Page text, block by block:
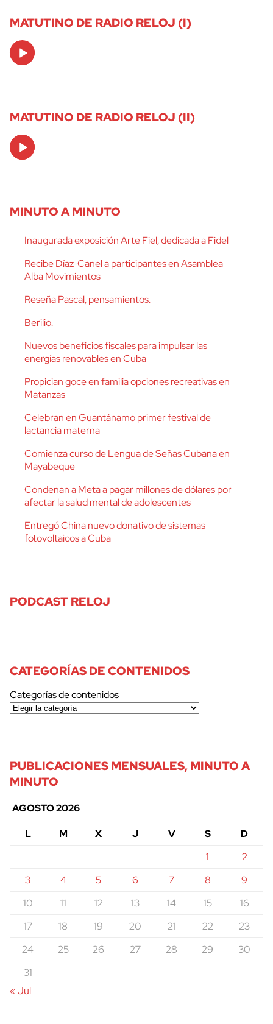
MATUTINO DE RADIO RELOJ (I)
Audio
Player
MATUTINO DE RADIO RELOJ (II)
Audio
Player
MINUTO A MINUTO
Inaugurada exposición Arte Fiel, dedicada a Fidel
Recibe Díaz-Canel a participantes en Asamblea
Alba Movimientos
Reseña Pascal, pensamientos.
Berilio.
Nuevos beneficios fiscales para impulsar las
energías renovables en Cuba
Propician goce en familia opciones recreativas en
Matanzas
Celebran en Guantánamo primer festival de
lactancia materna
Comienza curso de Lengua de Señas Cubana en
Mayabeque
Condenan a Meta a pagar millones de dólares por
afectar la salud mental de adolescentes
Entregó China nuevo donativo de sistemas
fotovoltaicos a Cuba
PODCAST RELOJ
CATEGORÍAS DE CONTENIDOS
Categorías de contenidos
PUBLICACIONES MENSUALES, MINUTO A
MINUTO
AGOSTO 2026
L
M X J V S
D
1
2
3
4 5 6 7 8
9
10
11 12 13 14 15
16
17
18 19 20 21 22
23
24
25 26 27 28 29
30
31
« Jul